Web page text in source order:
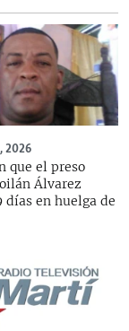
2026
que el preso
Álvarez
días en huelga de